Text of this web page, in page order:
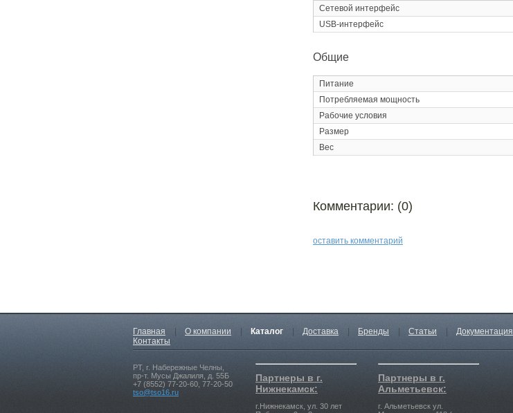
Сетевой интерфейс
USB-интерфейс
Общие
Питание
Потребляемая мощность
Рабочие условия
Размер
Вес
Комментарии: (0)
оставить комментарий
Главная О компании Каталог Доставка Бренды Статьи Документация
Контакты
РТ, г. Набережные Челны,
пр-т. Мусы Джалиля, д. 55Б
+7 (8552) 77-20-60, 77-20-50
tso@tso16.ru
Партнеры в г.
Нижнекамск:
г.Нижнекамск, ул. 30 лет
Партнеры в г.
Альметьевск:
г. Альметьевск ул.